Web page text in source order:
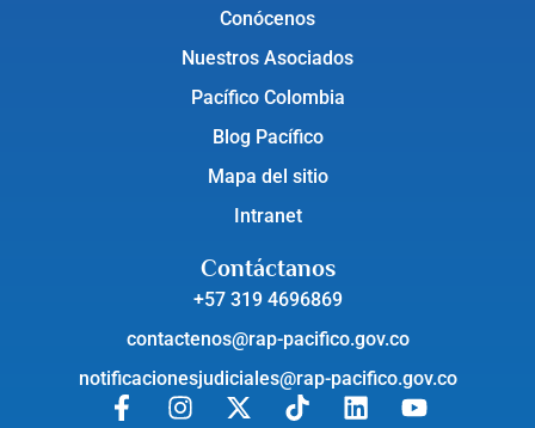
Conócenos
Nuestros Asociados
Pacífico Colombia
Blog Pacífico
Mapa del sitio
Intranet
Contáctanos
+57 319 4696869
contactenos@rap-pacifico.gov.co
notificacionesjudiciales@rap-pacifico.gov.co